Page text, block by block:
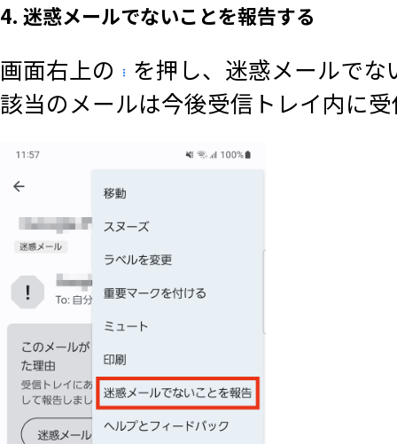
4. 迷惑メールでないことを報告する
画面右上の
を押し、迷惑メールで
該当のメールは今後受信トレイ内に